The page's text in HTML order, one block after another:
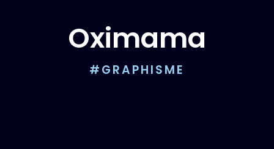
Oximama
#GRAPHISME